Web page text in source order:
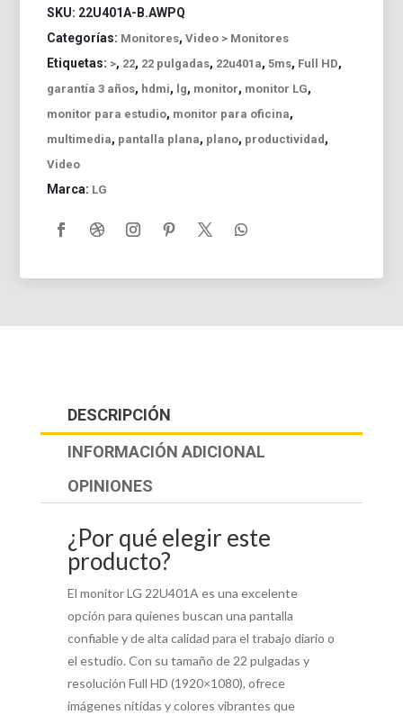
SKU: 22U401A-B.AWPQ
Categorías: Monitores,Video > Monitores
Etiquetas: >, 22, 22 pulgadas, 22u401a,5ms, Full HD,
garantía 3 años, hdmi, lg, monitor, monitor LG,
monitor para estudio, monitor para oficina,
multimedia, pantalla plana, plano, productividad ,
Video
Marca: LG
DESCRIPCIÓN
INFORMACIÓN ADICIONAL
OPINIONES
¿Por qué elegir este
producto?
El monitor LG 22U401A es una excelente
opción para quienes buscan una pantalla
confiable y de alta calidad para el trabajo diario o
el estudio. Con su tamaño de 22 pulgadas y
resolución Full HD (1920×1080), ofrece
imágenes nítidas y colores vibrantes que